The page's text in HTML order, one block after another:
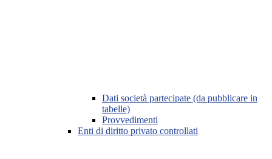
Dati società partecipate (da pubblicare in
tabelle)
Provvedimenti
Enti di diritto privato controllati